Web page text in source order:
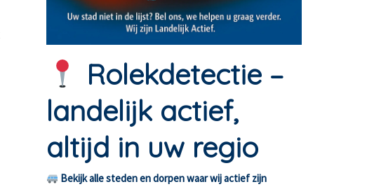
Rolekdetectie –
landelijk actief,
altijd in uw regio
Bekijk alle steden en dorpen waar wij actief zijn